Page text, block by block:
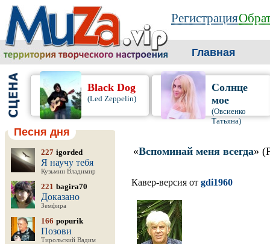
Регистрация
Главная
Black Dog
(Led Zeppelin)
Солнце
мое
(Овсиенко
Татьяна)
Песня дня
227 igorded
Я научу тебя
Кузьмин Владимир
221 bagira70
Доказано
Земфира
166 popurik
Позови
Тирольский Вадим
«Вспоминай меня всегда»
Кавер-версия от gdi1960